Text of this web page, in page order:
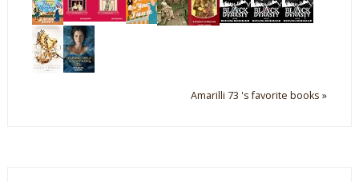
Amarilli 73 's favorite books »